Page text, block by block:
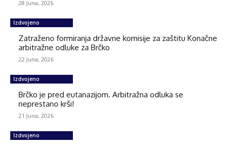
28 Juna, 2026
Izdvojeno
Zatraženo formiranja državne komisije za zaštitu Konačne
arbitražne odluke za Brčko
22 Juna, 2026
Izdvojeno
Brčko je pred eutanazijom. Arbitražna odluka se
neprestano krši!
21 Juna, 2026
Izdvojeno